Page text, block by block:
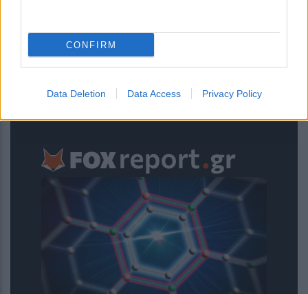
CONFIRM
Data Deletion Data Access Privacy Policy
πλούσιο σε αντιοξειδωτικά και μπορεί